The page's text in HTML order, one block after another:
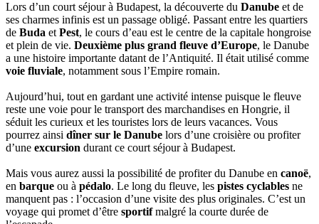
Lors d’un court séjour à Budapest, la découverte du Danube et de
ses charmes infinis est un passage obligé. Passant entre les quartiers
de Buda et Pest, le cours d’eau est le centre de la capitale hongroise
et plein de vie. Deuxième plus grand fleuve d’Europe, le Danube
a une histoire importante datant de l’Antiquité. Il était utilisé comme
voie fluviale, notamment sous l’Empire romain.
Aujourd’hui, tout en gardant une activité intense puisque le fleuve
reste une voie pour le transport des marchandises en Hongrie, il
séduit les curieux et les touristes lors de leurs vacances. Vous
pourrez ainsi dîner sur le Danube lors d’une croisière ou profiter
d’une excursion durant ce court séjour à Budapest.
Mais vous aurez aussi la possibilité de profiter du Danube en canoë,
en barque ou à pédalo. Le long du fleuve, les pistes cyclables ne
manquent pas : l’occasion d’une visite des plus originales. C’est un
voyage qui promet d’être sportifmalgré la courte durée de